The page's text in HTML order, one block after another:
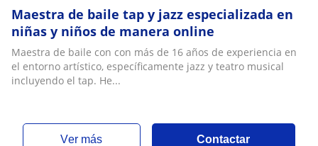
Maestra de baile tap y jazz especializada en
niñas y niños de manera online
Maestra de baile con con más de 16 años de experiencia en
el entorno artístico, específicamente jazz y teatro musical
incluyendo el tap. He...
ver más Contactar